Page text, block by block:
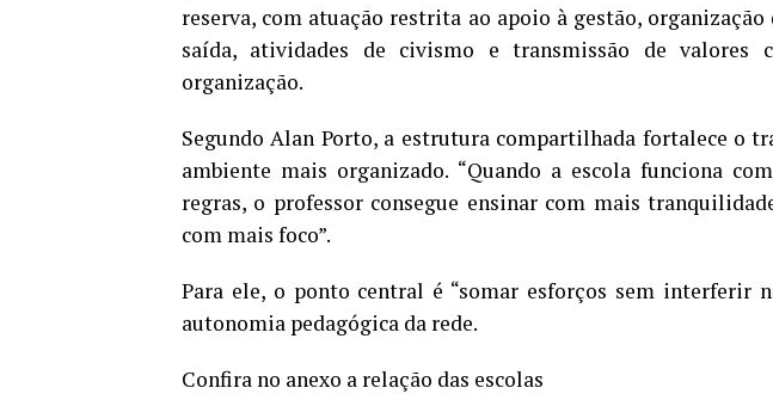
reserva, com atuação restrita ao apoio à gestão,
saída, atividades de civismo e transmissão de valores
organização.
Segundo Alan Porto, a estrutura compartilhada fortalece o
ambiente mais organizado. “Quando a escola funciona
regras, o professor consegue ensinar com mais
com mais foco”.
Para ele, o ponto central é “somar esforços sem interferir
autonomia pedagógica da rede.
Confira no anexo a relação das escolas